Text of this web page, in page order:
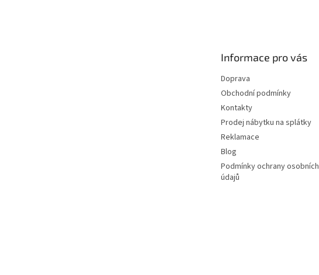
Informace pro vás
Doprava
Obchodní podmínky
Kontakty
Prodej nábytku na splátky
Reklamace
Blog
Podmínky ochrany osobních
údajů